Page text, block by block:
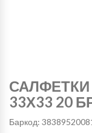
33Х33 20
Баркод: